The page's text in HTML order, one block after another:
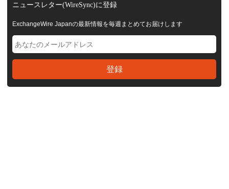
ニュースレター(WireSync)に登録
ExchangeWire Japanの最新情報を毎週まとめてお届けします